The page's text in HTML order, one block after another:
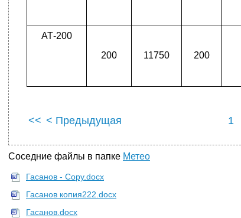
АТ-200
200
11750 200
<< < Предыдущая 1
Соседние файлы в папке Метео
Гасанов - Copy.docx
Гасанов копия222.docx
Гасанов.docx